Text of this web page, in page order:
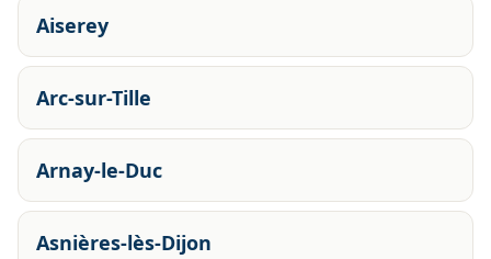
Aiserey
Arc-sur-Tille
Arnay-le-Duc
Asnières-lès-Dijon